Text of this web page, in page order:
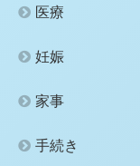
医療
妊娠
家事
手続き